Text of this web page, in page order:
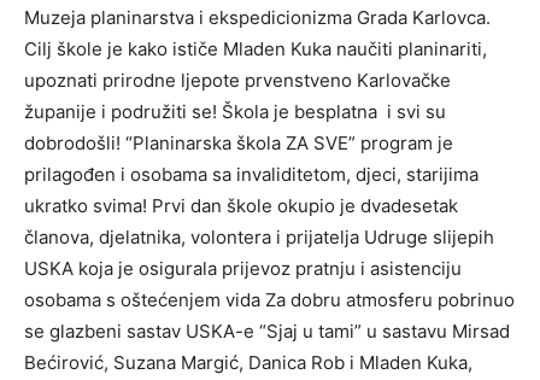
Muzeja planinarstva i ekspedicionizma Grada Karlovca.
Cilj škole je kako ističe Mladen Kuka naučiti planinariti,
upoznati prirodne ljepote prvenstveno Karlovačke
županije i podružiti se! Škola je besplatna i svi su
dobrodošli! “Planinarska škola ZA SVE” program je
prilagođen i osobama sa invaliditetom, djeci, starijima
ukratko svima! Prvi dan škole okupio je dvadesetak
članova, djelatnika, volontera i prijatelja Udruge slijepih
USKA koja je osigurala prijevoz pratnju i asistenciju
osobama s oštećenjem vida Za dobru atmosferu pobrinuo
se glazbeni sastav USKA-e “Sjaj u tami” u sastavu Mirsad
Bećirović, Suzana Margić, Danica Rob i Mladen Kuka,